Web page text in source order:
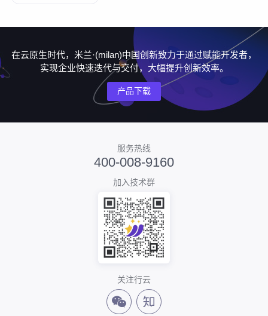
在云原生时代，米兰·(milan)中国创新致力于通过赋能开发者，
实现企业快速迭代与交付，大幅提升创新效率。
产品下载
服务热线
400-008-9160
加入技术群
关注行云